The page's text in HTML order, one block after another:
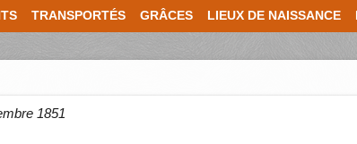
TRANSPORTÉS GRÂCES LIEUX DE NAISSANCE
1851